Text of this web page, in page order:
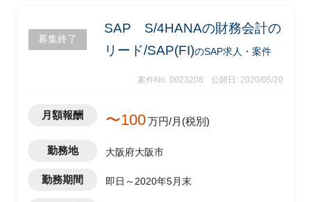
募集終了
SAP S/4HANAの財務会計の
リード/SAP(FI)のSAP求人・案件
案件No. 0023208 公開日: 2020/05/20
月額報酬 〜100万円/月(税別)
勤務地 大阪府大阪市
勤務期間 即日～2020年5月末